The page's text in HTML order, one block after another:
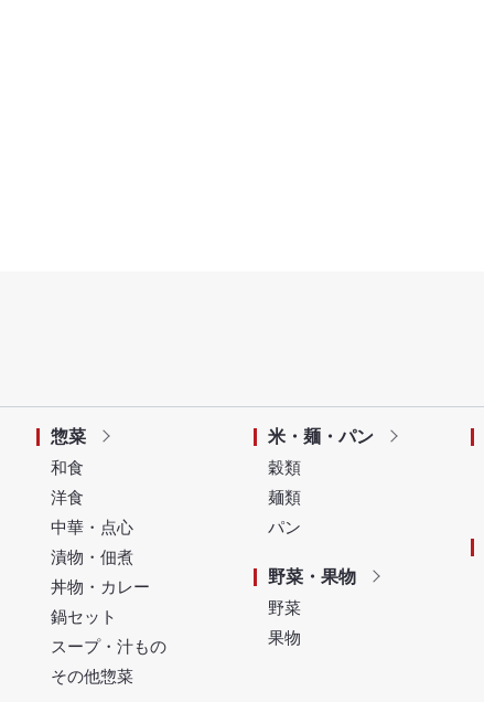
惣菜
和食
洋食
中華・点心
漬物・佃煮
丼物・カレー
鍋セット
スープ・汁もの
その他惣菜
米・麺・パン
穀類
麺類
パン
野菜・果物
野菜
果物